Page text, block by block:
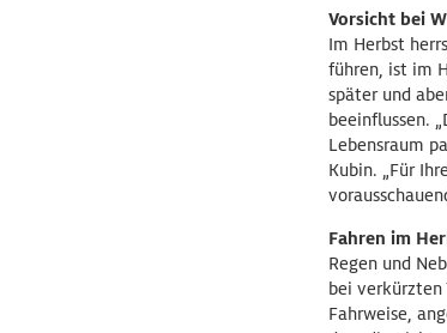
Vorsicht bei
Im Herbst
führen, ist im
später und
beeinflussen.
Lebensraum
Kubin. „Für
Fahren im
Regen und
bei verkürzten
Fahrweise,